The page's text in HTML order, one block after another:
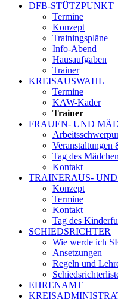
DFB-STÜTZPUNKT
Termine
Konzept
Trainingspläne
Info-Abend
Hausaufgaben
Trainer
KREISAUSWAHL
Termine
KAW-Kader
Trainer
FRAUEN- UND
Veranstaltungen
Tag des
Kontakt
TRAINERAUS-
Konzept
Termine
Kontakt
Tag des
SCHIEDSRICHTER
Wie werde ich
Ansetzungen
Regeln und
EHRENAMT